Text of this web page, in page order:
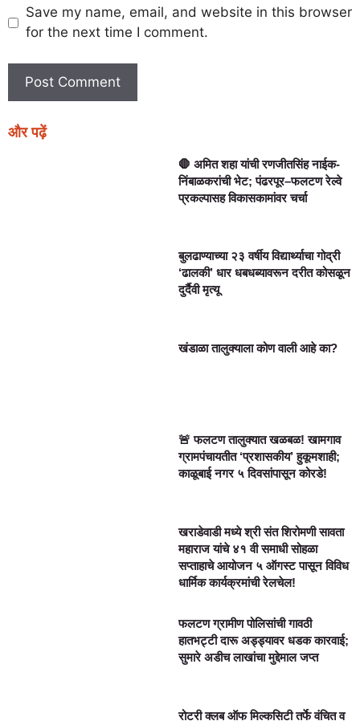
Save my name, email, and website in this browser
for the next time I comment.
और पढ़ें
🛑 अमित शहा यांची रणजीतसिंह नाईक-
निंबाळकरांची भेट; पंढरपूर–फलटण रेल्वे
प्रकल्पासह विकासकामांवर चर्चा
बुलढाण्याच्या २३ वर्षीय विद्यार्थ्याचा गोद्री
‘ढालकी’ धार धबधब्यावरून दरीत कोसळून
दुर्दैवी मृत्यू
खंडाळा तालुक्याला कोण वाली आहे का?
🚨 फलटण तालुक्यात खळबळ! खामगाव
ग्रामपंचायतीत ‘प्रशासकीय’ हुकूमशाही;
काळूबाई नगर ५ दिवसांपासून कोरडे!
खराडेवाडी मध्ये श्री संत शिरोमणी सावता
महाराज यांचे ४१ वी समाधी सोहळा
सप्ताहाचे आयोजन ५ ऑगस्ट पासून विविध
धार्मिक कार्यक्रमांची रेलचेल!
फलटण ग्रामीण पोलिसांची गावठी
हातभट्टी दारू अड्ड्यावर धडक कारवाई;
सुमारे अडीच लाखांचा मुद्देमाल जप्त
रोटरी क्लब ऑफ मिल्कसिटी तर्फे वंचित व